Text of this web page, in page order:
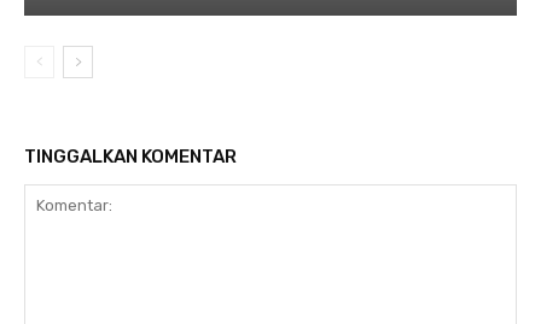
TINGGALKAN KOMENTAR